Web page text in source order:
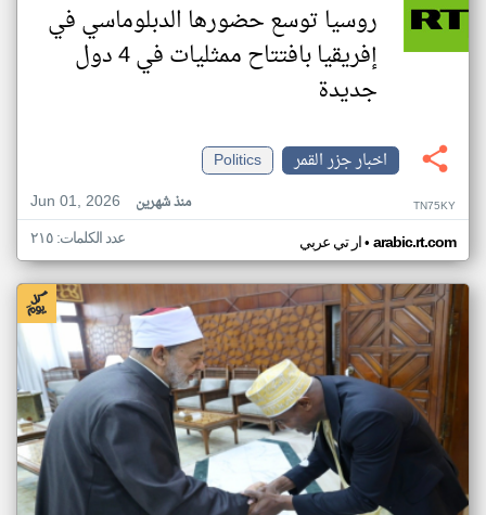
روسيا توسع حضورها الدبلوماسي في
إفريقيا بافتتاح ممثليات في 4 دول
جديدة
اخبار جزر القمر
Politics
Jun 01, 2026
منذ شهرين TN75KY
ار تي عربي• arabic.rt.com عدد الكلمات: ٢١٥